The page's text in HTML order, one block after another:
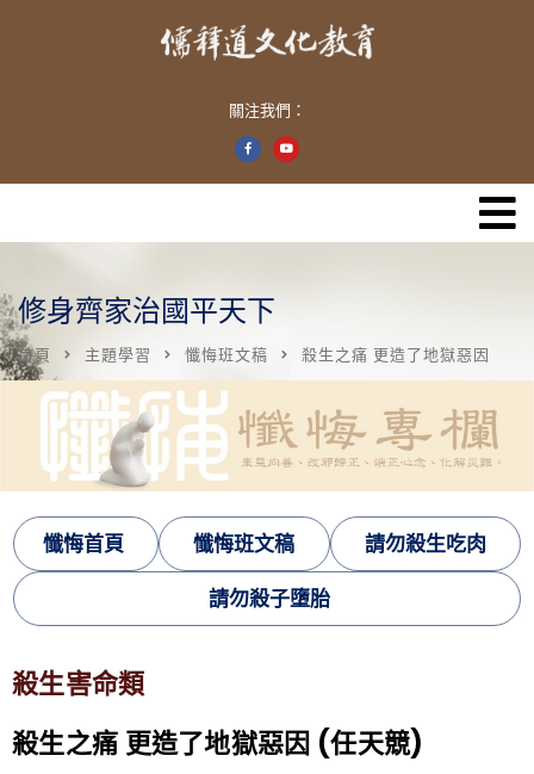
關注我們：
修身齊家治國平天下
首頁 主題學習 懺悔班文稿 殺生之痛 更造了地獄惡因
懺悔首頁 懺悔班文稿 請勿殺生吃肉
請勿殺子墮胎
殺生害命類
殺生之痛 更造了地獄惡因 (任天競)